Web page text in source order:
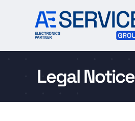
content
Legal Notice